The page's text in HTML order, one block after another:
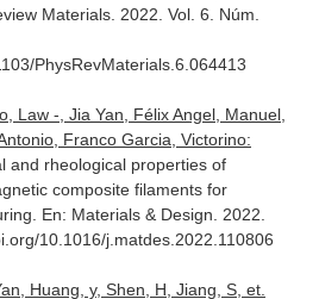
Materials. 2022. Vol. 6. Núm.
PhysRevMaterials.6.064413
Law -, Jia Yan, Félix Angel, Manuel,
Franco Garcia, Victorino:
and rheological properties of
composite filaments for
En: Materials & Design . 2022.
10.1016/j.matdes.2022.110806
Huang, y, Shen, H, Jiang, S, et.